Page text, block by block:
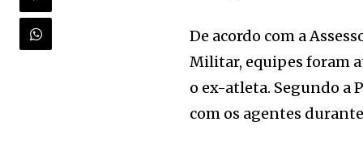
De acordo com a
Militar, equipes foram
o ex-atleta. Segundo a
com os agentes